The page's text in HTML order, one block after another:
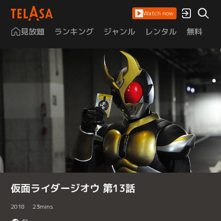
Watch now
見放題 ランキング ジャンル レンタル 無料
仮面ライダージオウ 第13話
2018 23mins